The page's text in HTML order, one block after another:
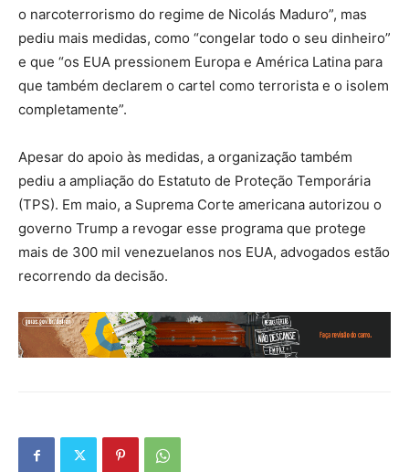
o narcoterrorismo do regime de Nicolás Maduro”, mas
pediu mais medidas, como “congelar todo o seu dinheiro”
e que “os EUA pressionem Europa e América Latina para
que também declarem o cartel como terrorista e o isolem
completamente”.
Apesar do apoio às medidas, a organização também
pediu a ampliação do Estatuto de Proteção Temporária
(TPS). Em maio, a Suprema Corte americana autorizou o
governo Trump a revogar esse programa que protege
mais de 300 mil venezuelanos nos EUA, advogados estão
recorrendo da decisão.